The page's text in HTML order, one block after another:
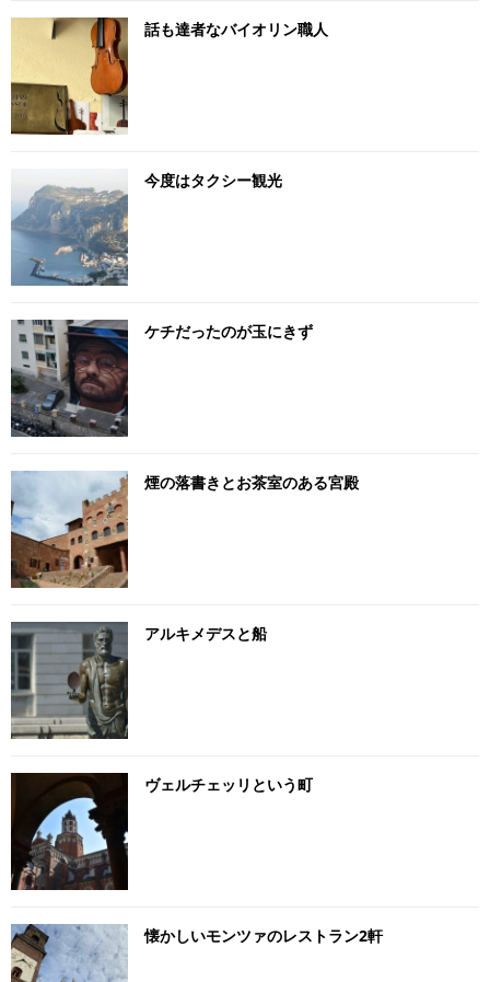
話も達者なバイオリン職人
今度はタクシー観光
ケチだったのが玉にきず
煙の落書きとお茶室のある宮殿
アルキメデスと船
ヴェルチェッリという町
懐かしいモンツァのレストラン2軒